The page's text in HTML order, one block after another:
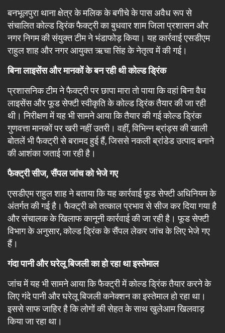
बनभूलपुरा थाना क्षेत्र के मलिक के बगीचे के पास अवैध रूप से
संचालित कोल्ड ड्रिंक फैक्ट्री का बुधवार शाम जिला प्रशासन और
नगर निगम की संयुक्त टीम ने भंडाफोड़ किया। यह कार्रवाई एसडीएम
राहुल शाह और नगर आयुक्त ऋचा सिंह के नेतृत्व में की गई।
बिना लाइसेंस और मानकों के बन रही थी कोल्ड ड्रिंक
प्रशासनिक टीम ने फैक्ट्री पर छापा मारा तो पाया कि वहां बिना वैध
लाइसेंस और फूड सेफ्टी स्वीकृति के कोल्ड ड्रिंक तैयार की जा रही
थी। निरीक्षण में यह भी सामने आया कि तैयार की गई कोल्ड ड्रिंक
गुणवत्ता मानकों पर खरी नहीं उतरी। वहीं, विभिन्न ब्रांड्स की खाली
बोतलें भी फैक्ट्री से बरामद हुई हैं, जिससे नकली ब्रांडेड उत्पाद बनाने
की आशंका जताई जा रही है।
फैक्ट्री सीज, सैंपल जांच को भेजे गए
एसडीएम राहुल शाह ने बताया कि यह कार्रवाई फूड सेफ्टी अधिनियम के
अंतर्गत की गई है। फैक्ट्री को तत्काल प्रभाव से सीज कर दिया गया है
और संचालक के खिलाफ कानूनी कार्रवाई की जा रही है। फूड सेफ्टी
विभाग के अनुसार, कोल्ड ड्रिंक के सैंपल लेकर जांच के लिए भेजे गए
हैं।
गंदा पानी और घरेलू बिजली का हो रहा था इस्तेमाल
जांच में यह भी सामने आया कि फैक्ट्री में कोल्ड ड्रिंक तैयार करने के
लिए गंदे पानी और घरेलू बिजली कनेक्शन का इस्तेमाल हो रहा था।
इससे साफ जाहिर है कि लोगों की सेहत के साथ खुलेआम खिलवाड़
किया जा रहा था।